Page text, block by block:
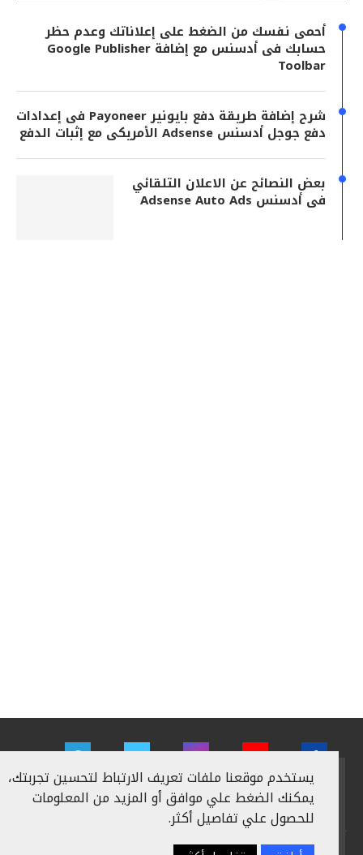
أحمى نفسك من الضغط على إعلاناتك وعدم حظر
حسابك فى أدسنس مع إضافة Google Publisher
Toolbar
شرح إضافة طريقة دفع بايونير Payoneer فى إعدادات
دفع جوجل أدسنس Adsense الأمريكى مع إثبات الدفع
بعض النصائح عن الاعلان التلقائي
فى أدسنس Adsense Auto Ads
يستخدم موقعنا ملفات تعريف الارتباط لتحسين تجربتك،
يمكنك الضغط علي موافق أو المزيد من المعلومات
للحصول علي تفاصيل أكثر.